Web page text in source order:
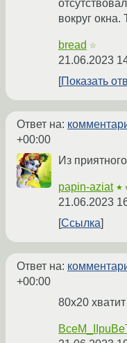
вокруг окна.
bread ☆
21.06.2023
Показать
Ответ на:
+00:00
Из
papin-aziat
21.06.2023
Ссылка
Ответ на:
+00:00
80x20